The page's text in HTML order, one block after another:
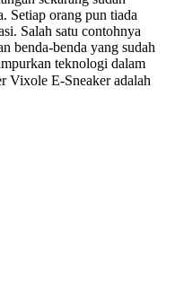
Setiap orang pun tiada
Salah satu contohnya
benda-benda yang sudah
teknologi dalam
E-Sneaker adalah